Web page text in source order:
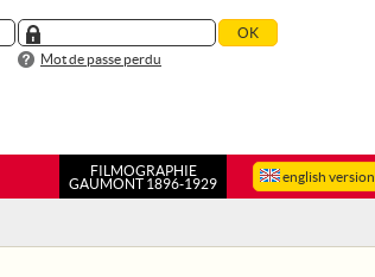
Mot de passe perdu
english version
FILMOGRAPHIE
GAUMONT 1896-1929